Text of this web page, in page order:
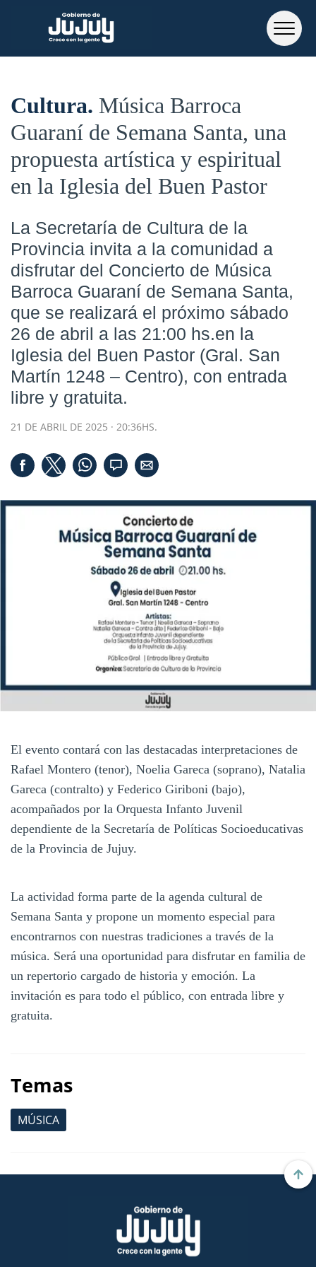
Cultura Música Barroca
Guaraní de Semana Santa, una
propuesta artística y espiritual
en la Iglesia del Buen Pastor
La Secretaría de Cultura de la
Provincia invita a la comunidad a
disfrutar del Concierto de Música
Barroca Guaraní de Semana Santa,
que se realizará el próximo sábado
26 de abril a las 21:00 hs.en la
Iglesia del Buen Pastor (Gral. San
Martín 1248 – Centro), con entrada
libre y gratuita.
21 DE ABRIL DE 2025 · 20:36HS.
El evento contará con las destacadas interpretaciones de
Rafael Montero (tenor), Noelia Gareca (soprano), Natalia
Gareca (contralto) y Federico Giriboni (bajo),
acompañados por la Orquesta Infanto Juvenil
dependiente de la Secretaría de Políticas Socioeducativas
de la Provincia de Jujuy.
La actividad forma parte de la agenda cultural de
Semana Santa y propone un momento especial para
encontrarnos con nuestras tradiciones a través de la
música. Será una oportunidad para disfrutar en familia de
un repertorio cargado de historia y emoción. La
invitación es para todo el público, con entrada libre y
gratuita.
Temas
MÚSICA